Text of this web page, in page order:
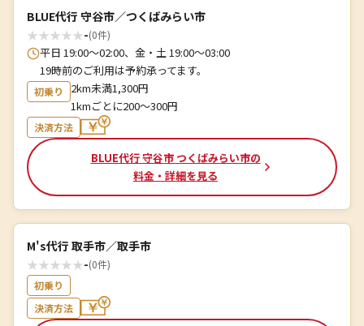
BLUE代行 守谷市／つくばみらい市
★★★★★-(0件)
平日 19:00〜02:00、金・土 19:00〜03:00
19時前のご利用は予約承ってます。
初乗り
2km未満1,300円
1kmごとに200～300円
決済方法
BLUE代行 守谷市 つくばみらい市の
料金・詳細を見る
M's代行 取手市／取手市
★★★★★-(0件)
初乗り
決済方法